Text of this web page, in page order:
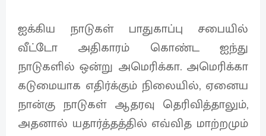
ஐக்கிய நாடுகள் பாதுகாப்பு சபையில்
வீட்டோ அதிகாரம் கொண்ட ஐந்து
நாடுகளில் ஒன்று அமெரிக்கா. அமெரிக்கா
கடுமையாக எதிர்க்கும் நிலையில், ஏனைய
நான்கு நாடுகள் ஆதரவு தெரிவித்தாலும்,
அதனால் யதார்த்தத்தில் எவ்வித மாற்றமும்